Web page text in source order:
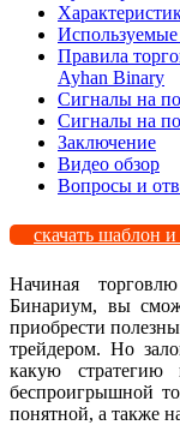
Правила
Ayhan Binary
Сигналы на
Сигналы на
Заключение
Видео обзор
Вопросы и
скачать шаблон
Начиная
Бинариум, вы
приобрести
трейдером. Но
какую
беспроигрышной
понятной, а также